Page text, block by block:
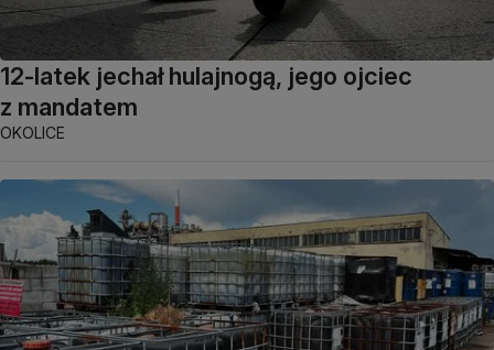
12-latek jechał hulajnogą, jego ojciec
z mandatem
OKOLICE